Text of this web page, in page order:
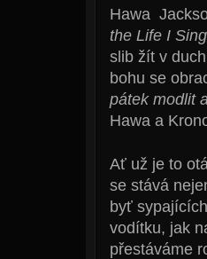
Hawa
the Life I
slib žít v
bohu se
pátek modlit
Hawa a
Ať už je to
se stává
byť
vodítku, jak
přestáváme